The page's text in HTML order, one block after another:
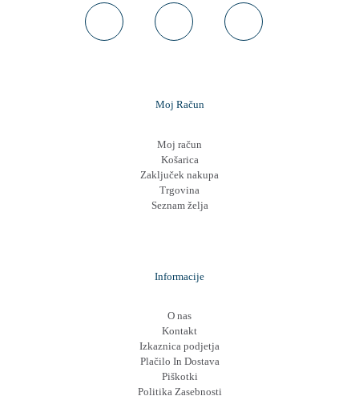
Moj Račun
Moj račun
Košarica
Zaključek nakupa
Trgovina
Seznam želja
Informacije
O nas
Kontakt
Izkaznica podjetja
Plačilo In Dostava
Piškotki
Politika Zasebnosti